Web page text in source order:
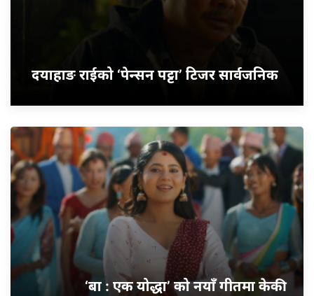
दयाहाङ राईको ‘पेन्सन पट्टा’ टिजर सार्वजनिक
‘बा : एक योद्धा’ को नयाँ गीतमा केकी